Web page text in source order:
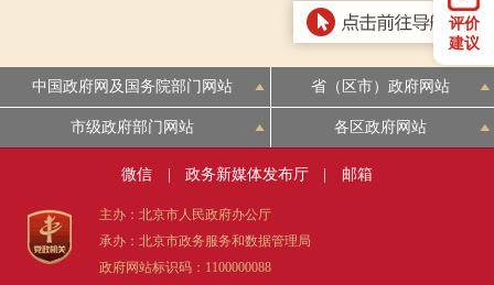
日本語
ESPAÑOL العربية PORTUGUÊS
ITALIANO
评价
建议
中国政府网及国务院部门网站 省（区市）政府网站
市级政府部门网站 各区政府网站
微信 政务新媒体发布厅 邮箱
主办：北京市人民政府办公厅
承办：北京市政务服务和数据管理局
政府网站标识码：1100000088